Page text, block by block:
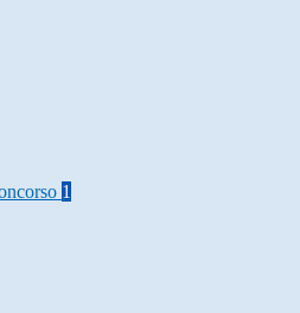
1